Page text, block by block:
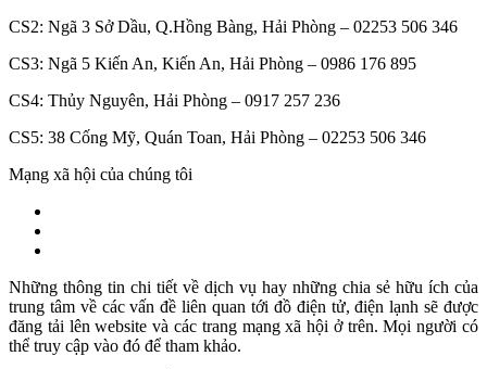
CS2: Ngã 3 Sở Dầu, Q.Hồng Bàng, Hải Phòng – 02253 506 346
CS3: Ngã 5 Kiến An, Kiến An, Hải Phòng – 0986 176 895
CS4: Thủy Nguyên, Hải Phòng – 0917 257 236
CS5: 38 Cống Mỹ, Quán Toan, Hải Phòng – 02253 506 346
Mạng xã hội của chúng tôi
Những thông tin chi tiết về dịch vụ hay những chia sẻ hữu ích của
trung tâm về các vấn đề liên quan tới đồ điện tử, điện lạnh sẽ được
đăng tải lên website và các trang mạng xã hội ở trên. Mọi người có
thể truy cập vào đó để tham khảo.